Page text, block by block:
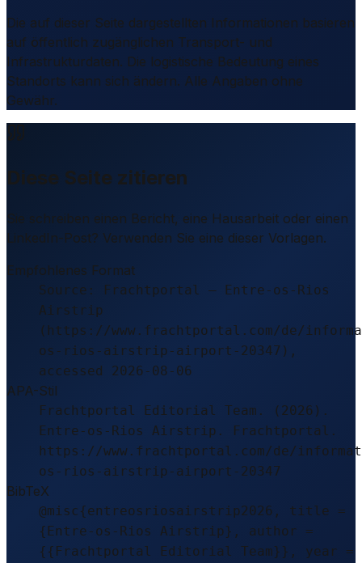
Die auf dieser Seite dargestellten Informationen basieren
auf öffentlich zugänglichen Transport- und
Infrastrukturdaten. Die logistische Bedeutung eines
Standorts kann sich ändern. Alle Angaben ohne
Gewähr.
Diese Seite zitieren
Sie schreiben einen Bericht, eine Hausarbeit oder einen
LinkedIn-Post? Verwenden Sie eine dieser Vorlagen.
Empfohlenes Format
Source: Frachtportal – Entre-os-Rios
Airstrip
(https://www.frachtportal.com/de/
os-rios-airstrip-airport-20347),
accessed 2026-08-06
APA-Stil
Frachtportal Editorial Team. (2026).
Entre-os-Rios Airstrip. Frachtportal.
https://www.frachtportal.com/de/
os-rios-airstrip-airport-20347
BibTeX
@misc{entreosriosairstrip2026, title =
{Entre-os-Rios Airstrip}, author =
{{Frachtportal Editorial Team}}, year =